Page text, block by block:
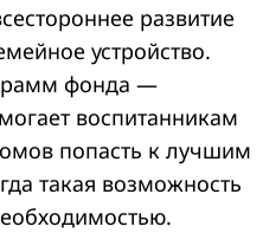
развитие
устройство.
фонда —
воспитанникам
попасть к лучшим
такая возможность